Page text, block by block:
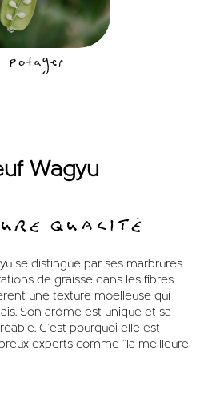
Potager
Wagyu
QUALITÉ
se distingue par ses marbrures
de graisse dans les fibres
une texture moelleuse qui
Son arôme est unique et sa
C'est pourquoi elle est
experts comme "la meilleure